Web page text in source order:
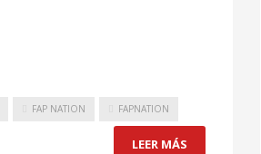
FAP NATION FAPNATION
LEER MÁS